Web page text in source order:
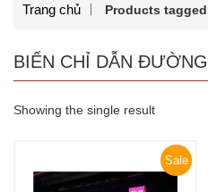
Trang chủ Products
BIỂN CHỈ DẪN ĐƯỜNG
Showing the single result
Sale